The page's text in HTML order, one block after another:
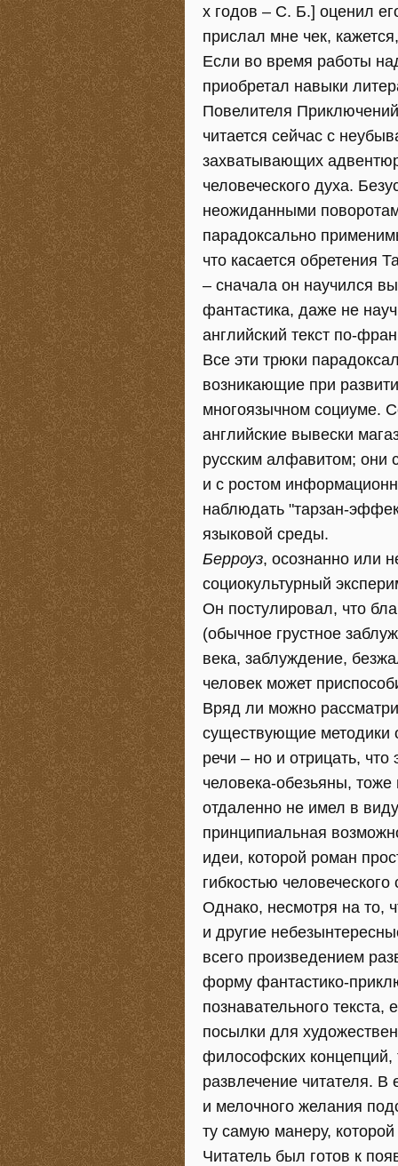
х годов – С. Б.] оценил
прислал мне чек,
Если во время работы
приобретал навыки
Повелителя
читается сейчас с
захватывающих
человеческого духа.
неожиданными
парадоксально
что касается обретения
– сначала он научился
фантастика, даже не
английский текст по-
Все эти трюки
возникающие при
многоязычном социуме.
английские вывески
русским алфавитом; они
и с ростом
наблюдать "тарзан-
языковой среды.
Берроуз, осознанно или
социокультурный
Он постулировал, что
(обычное грустное
века, заблуждение,
человек может
Вряд ли можно
существующие методики
речи – но и отрицать,
человека-обезьяны, тоже
отдаленно не имел в
принципиальная
идеи, которой роман
гибкостью
Однако, несмотря на то,
и другие
всего произведением
форму фантастико-
познавательного
посылки для
философских концепций,
развлечение читателя. В
и мелочного желания
ту самую манеру,
Читатель был готов к